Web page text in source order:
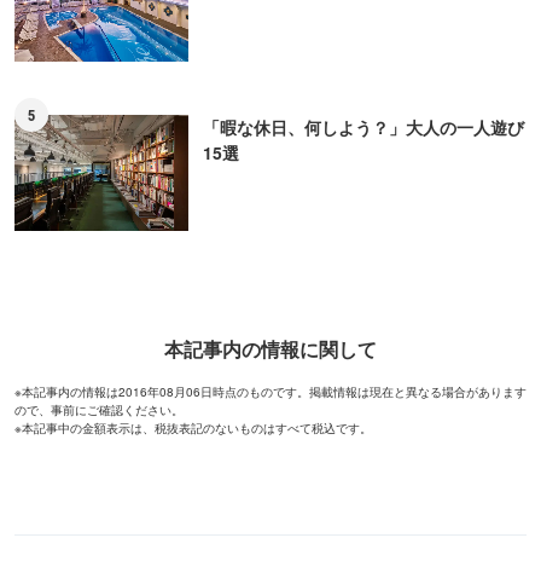
5
「暇な休日、何しよう？」大人の一人遊び
15選
本記事内の情報に関して
※本記事内の情報は2016年08月06日時点のものです。掲載情報は現在と異なる場合があります
ので、事前にご確認ください。
※本記事中の金額表示は、税抜表記のないものはすべて税込です。